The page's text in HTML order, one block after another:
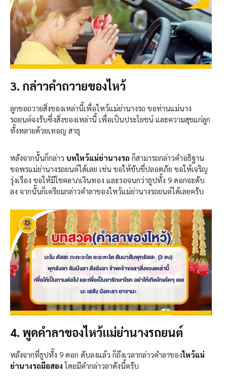
3. กล่าวคำถวายของไหว้
ลูกขอถวายสิ่งของเหล่านี้เพื่อไหว้แม่ย่านางรถ ขอท่านแม่นาง
รถยนต์จงรับซึ่งสิ่งของเหล่านี้ เพื่อเป็นประโยชน์ และความสุขแก่ลูก
ทั้งหลายด้วยเทอญ สาธุ
หลังจากนั้นก็กล่าว บทไหว้แม่ย่านางรถ ก็สามารถกล่าวคำอธิฐาน
ขอพรแม่ย่านางรถยนต์ได้เลย เช่น ขอให้ขับขี่ปลอดภัย ขอให้เจริญ
รุ่งเรือง ขอให้มีโชคลาภเงินทอง และรอจนกว่าธูปทั้ง 9 ดอกจะดับ
ลง จากนั้นก็เตรียมกล่าวคำลาของไหว้แม่ย่านางรถยนต์ได้เลยครับ
4. พูดคำลาของไหว้แม่ย่านางรถยนต์
หลังจากที่ธูปทั้ง 9 ดอก ดับลงแล้ว ก็ถึงเวลากล่าวคำลาของไหว้แม่
ย่านางรถมือสอง โดยมีคำกล่าวลาดังนี้ครับ